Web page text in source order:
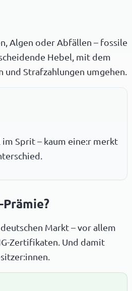
Algen oder Abfällen – fossile
Hebel, mit dem
Strafzahlungen umgehen.
Sprit – kaum eine:r merkt
Markt – vor allem
Zertifikaten. Und damit